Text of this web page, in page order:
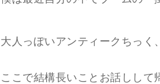
大人っぽいアンティークちっく
ここで結構長いことお話しして